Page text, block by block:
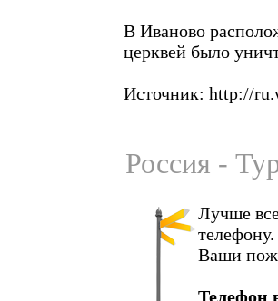
В Иваново
церквей было
Источник: http://
Россия -
Лучше
Ваши
Телефон